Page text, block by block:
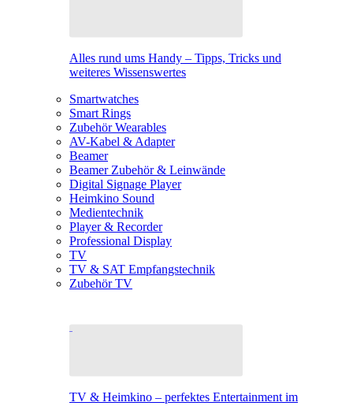
Alles rund ums Handy – Tipps, Tricks und
weiteres Wissenswertes
Smartwatches
Smart Rings
Zubehör Wearables
AV-Kabel & Adapter
Beamer
Beamer Zubehör & Leinwände
Digital Signage Player
Heimkino Sound
Medientechnik
Player & Recorder
Professional Display
TV
TV & SAT Empfangstechnik
Zubehör TV
TV & Heimkino – perfektes Entertainment im